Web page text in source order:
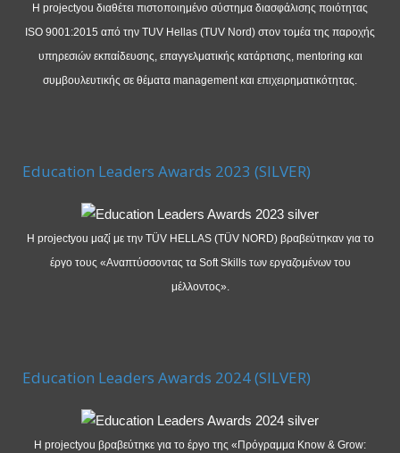
Η projectyou διαθέτει πιστοποιημένο σύστημα διασφάλισης ποιότητας
ISO 9001:2015 από την TUV Hellas (TUV Nord) στον τομέα της παροχής
υπηρεσιών εκπαίδευσης, επαγγελματικής κατάρτισης, mentoring και
συμβουλευτικής σε θέματα management και επιχειρηματικότητας.
Education Leaders Awards 2023 (SILVER)
Η projectyou μαζί με την TÜV HELLAS (TÜV NORD) βραβεύτηκαν για το
έργο τους «Αναπτύσσοντας τα Soft Skills των εργαζομένων του
μέλλοντος».
Education Leaders Awards 2024 (SILVER)
Η projectyou βραβεύτηκε για το έργο της «Πρόγραμμα Know & Grow: